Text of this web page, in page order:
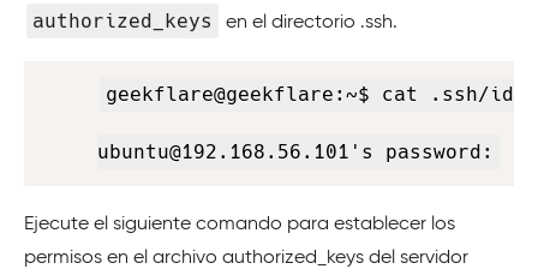
authorized_keys en el directorio .ssh.
geekflare@geekflare:~$ cat .ssh/
ubuntu@192.168.56.101's password:
Ejecute el siguiente comando para establecer los
permisos en el archivo authorized_keys del servidor